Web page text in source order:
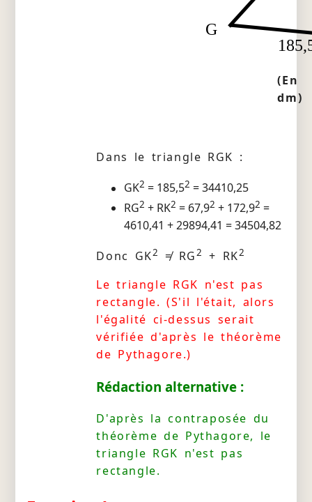
G
(En
dm)
Dans le triangle RGK :
GK2 = 185,52 = 34410,25
RG2 + RK2 = 67,92 + 172,92 =
4610,41 + 29894,41 = 34504,82
Donc GK2 ≠ RG2 + RK2
Le triangle RGK n'est pas
rectangle. (S'il l'était, alors
l'égalité ci-dessus serait
vérifiée d'après le théorème
de Pythagore.)
Rédaction alternative :
D'après la contraposée du
théorème de Pythagore, le
triangle RGK n'est pas
rectangle.